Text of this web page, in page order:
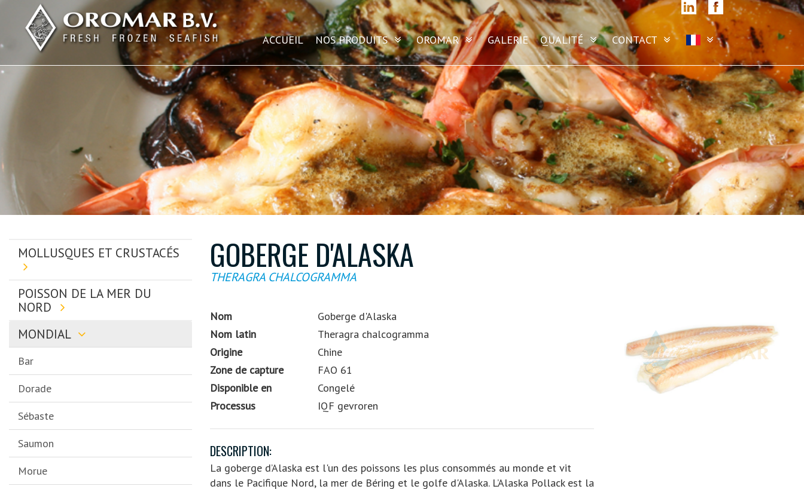
ACCUEIL NOS PRODUITS OROMAR GALERIE QUALITÉ CONTACT
MOLLUSQUES ET CRUSTACÉS
POISSON DE LA MER DU
NORD
MONDIAL
Bar
Dorade
Sébaste
Saumon
Morue
GOBERGE D'ALASKA
THERAGRA CHALCOGRAMMA
Nom
Goberge d'Alaska
Nom latin
Theragra chalcogramma
Origine
Chine
Zone de capture
FAO 61
Disponible en
Congelé
Processus
IQF gevroren
DESCRIPTION:
La goberge d’Alaska est l'un des poissons les plus consommés au monde et vit
dans le Pacifique Nord, la mer de Béring et le golfe d'Alaska. L’Alaska Pollack est la